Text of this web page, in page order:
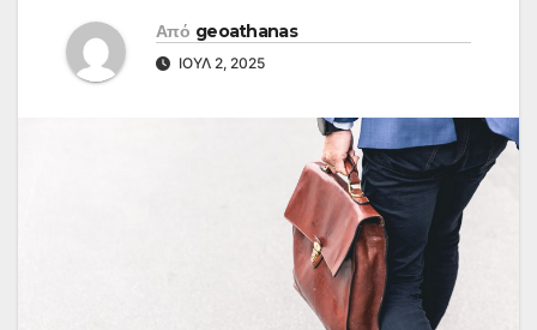
Από geoathanas
ΙΟΎΛ 2, 2025